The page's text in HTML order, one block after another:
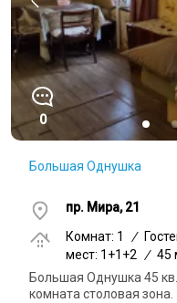
0
Большая Однушка
пр. Мира, 21
Комнат: 1
/
мест: 1+1+2
/ 45
Большая Однушка 45
комната столовая зона.